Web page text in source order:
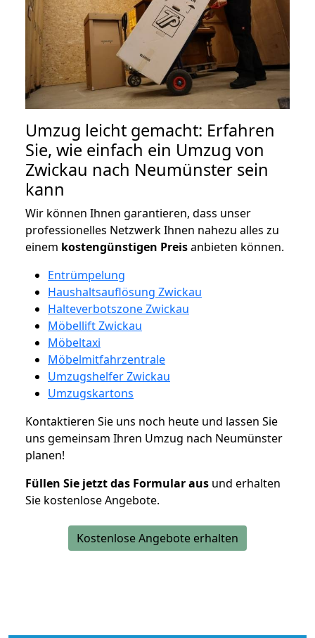
Umzug leicht gemacht: Erfahren
Sie, wie einfach ein Umzug von
Zwickau nach Neumünster sein
kann
Wir können Ihnen garantieren, dass unser
professionelles Netzwerk Ihnen nahezu alles zu
einem kostengünstigen Preisanbieten können.
Entrümpelung
Haushaltsauflösung Zwickau
Halteverbotszone Zwickau
Möbellift Zwickau
Möbeltaxi
Möbelmitfahrzentrale
Umzugshelfer Zwickau
Umzugskartons
Kontaktieren Sie uns noch heute und lassen Sie
uns gemeinsam Ihren Umzug nach Neumünster
planen!
Füllen Sie jetzt das Formular aus und erhalten
Sie kostenlose Angebote.
Kostenlose Angebote erhalten